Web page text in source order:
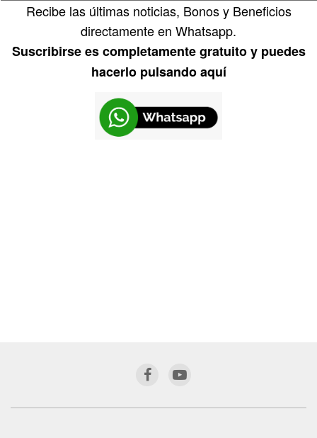
Recibe las últimas noticias, Bonos y Beneficios
directamente en Whatsapp.
Suscribirse es completamente gratuito y puedes
hacerlo pulsando aquí